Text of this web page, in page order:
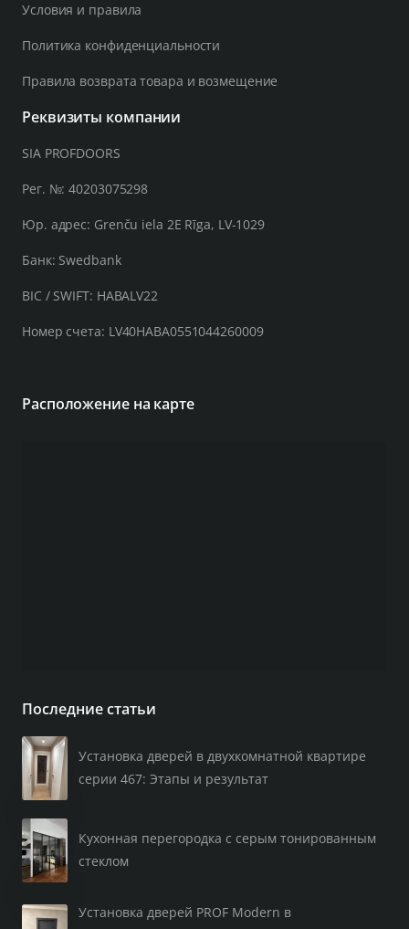
Условия и правила
Политика конфиденциальности
Правила возврата товара и возмещение
Реквизиты компании
SIA PROFDOORS
Рег. №: 40203075298
Юр. адрес: Grenču iela 2E Rīga, LV-1029
Банк: Swedbank
BIC / SWIFT: HABALV22
Номер счета: LV40HABA0551044260009
Расположение на карте
Последние статьи
Установка дверей в двухкомнатной квартире
серии 467: Этапы и результат
Кухонная перегородка с серым тонированным
стеклом
Установка дверей PROF Modern в